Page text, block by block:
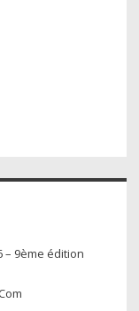
– 9ème édition